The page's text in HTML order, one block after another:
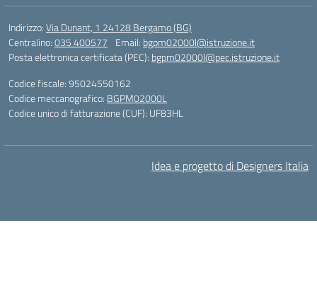
Indirizzo:Via Dunant, 1 24128 Bergamo (BG)
Centralino:035 400577 Email: bgpm02000l@istruzione.it
Posta elettronica certificata (PEC): bgpm02000l@pec.istruzione.it
Codice fiscale: 95024550162
Codice meccanografico: BGPM02000L
Codice unico di fatturazione (CUF): UF83HL
Idea e progetto di Designers Italia